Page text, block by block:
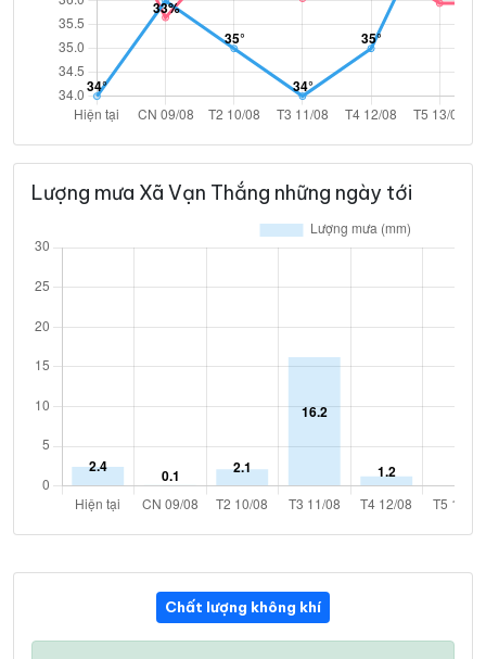
Lượng mưa Xã Vạn Thắng những ngày tới
Chất lượng không khí